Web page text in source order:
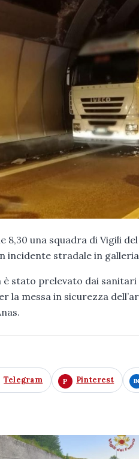
una squadra di Vigili
incidente stradale in
stato prelevato dai
la messa in sicurezza
Telegram Pinterest